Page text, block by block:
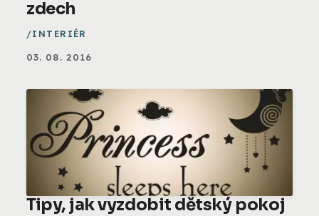
zdech
INTERIÉR
03. 08. 2016
Tipy, jak vyzdobit dětský pokoj